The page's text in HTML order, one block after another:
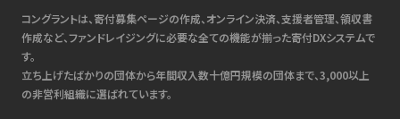
コングラントは、寄付募集ページの作成、オンライン決済、支援者管理、領収書
作成など、ファンドレイジングに必要な全ての機能が揃った寄付DXシステムで
す。
立ち上げたばかりの団体から年間収入数十億円規模の団体まで、3,000以上
の非営利組織に選ばれています。